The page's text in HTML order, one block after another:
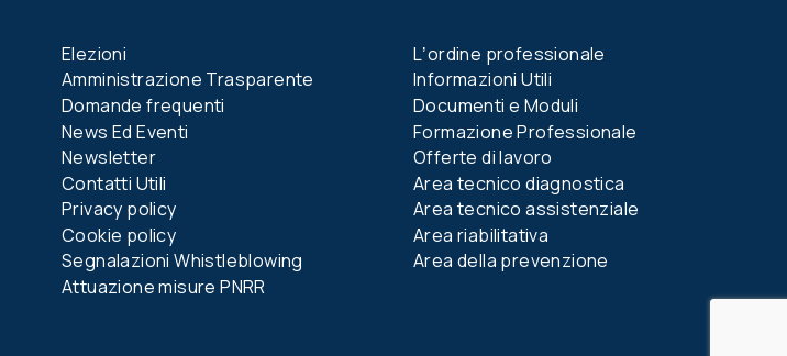
Elezioni
Amministrazione Trasparente
Domande frequenti
News Ed Eventi
Newsletter
Contatti Utili
Privacy policy
Cookie policy
Segnalazioni Whistleblowing
Attuazione misure PNRR
Lʼordine professionale
Informazioni Utili
Documenti e Moduli
Formazione Professionale
Offerte di lavoro
Area tecnico diagnostica
Area tecnico assistenziale
Area riabilitativa
Area della prevenzione